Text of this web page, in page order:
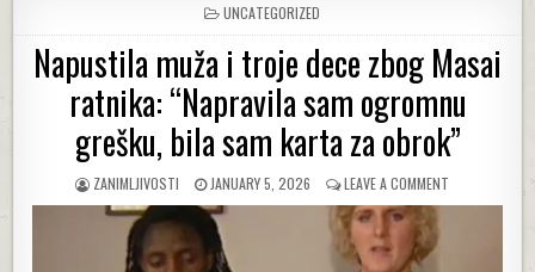
POSTED
IN
UNCATEGORIZED
Napustila muža i troje dece zbog Masai
ratnika: “Napravila sam ogromnu
grešku, bila sam karta za obrok”
AUTHOR:
ZANIMLJIVOSTI
PUBLISHED
DATE:
JANUARY 5, 2026 LEAVE A COMMENTON
NAPUSTILA